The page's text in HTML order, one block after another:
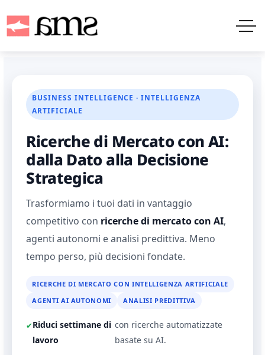
BUSINESS INTELLIGENCE · INTELLIGENZA
ARTIFICIALE
Ricerche di Mercato con AI:
dalla Dato alla Decisione
Strategica
Trasformiamo i tuoi dati in vantaggio
competitivo con ricerche di mercato con AI,
agenti autonomi e analisi predittiva. Meno
tempo perso, più decisioni fondate.
RICERCHE DI MERCATO CON INTELLIGENZA ARTIFICIALE
AGENTI AI AUTONOMI
ANALISI PREDITTIVA
Riduci settimane di
lavoro
con ricerche automatizzate
basate su AI.